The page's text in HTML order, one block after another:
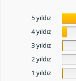
5 yıldız
4 yıldız
3 yıldız
2 yıldız
1 yıldız